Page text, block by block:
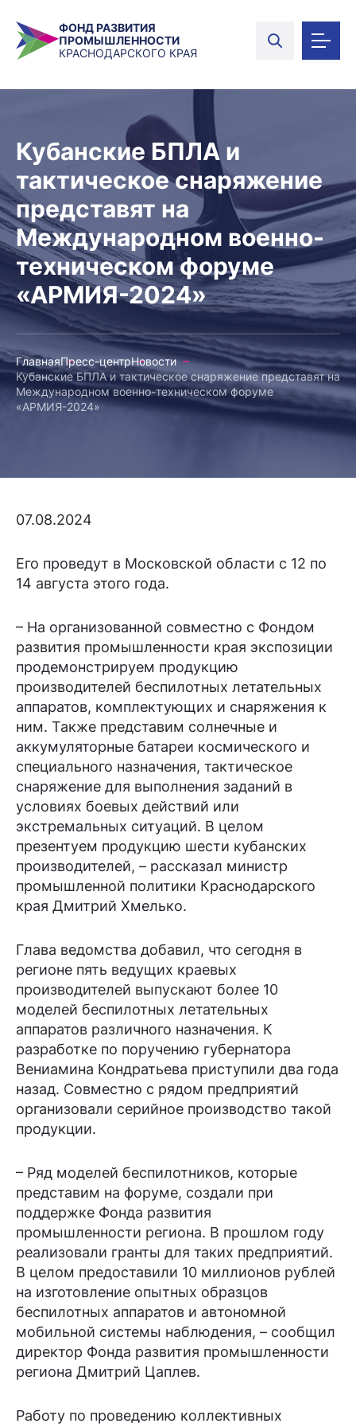
ФОНД РАЗВИТИЯ
ПРОМЫШЛЕННОСТИ
КРАСНОДАРСКОГО КРАЯ
Кубанские БПЛА и
тактическое снаряжение
представят на
Международном военно-
техническом форуме
«АРМИЯ-2024»
ГлавнаяПресс-центрНовости
Кубанские БПЛА и тактическое снаряжение представят на
Международном военно-техническом форуме
«АРМИЯ-2024»
07.08.2024
Его проведут в Московской области с 12 по
14 августа этого года.
– На организованной совместно с Фондом
развития промышленности края экспозиции
продемонстрируем продукцию
производителей беспилотных летательных
аппаратов, комплектующих и снаряжения к
ним. Также представим солнечные и
аккумуляторные батареи космического и
специального назначения, тактическое
снаряжение для выполнения заданий в
условиях боевых действий или
экстремальных ситуаций. В целом
презентуем продукцию шести кубанских
производителей, – рассказал министр
промышленной политики Краснодарского
края Дмитрий Хмелько.
Глава ведомства добавил, что сегодня в
регионе пять ведущих краевых
производителей выпускают более 10
моделей беспилотных летательных
аппаратов различного назначения. К
разработке по поручению губернатора
Вениамина Кондратьева приступили два года
назад. Совместно с рядом предприятий
организовали серийное производство такой
продукции.
– Ряд моделей беспилотников, которые
представим на форуме, создали при
поддержке Фонда развития
промышленности региона. В прошлом году
реализовали гранты для таких предприятий.
В целом предоставили 10 миллионов рублей
на изготовление опытных образцов
беспилотных аппаратов и автономной
мобильной системы наблюдения, – сообщил
директор Фонда развития промышленности
региона Дмитрий Цаплев.
Работу по проведению коллективных